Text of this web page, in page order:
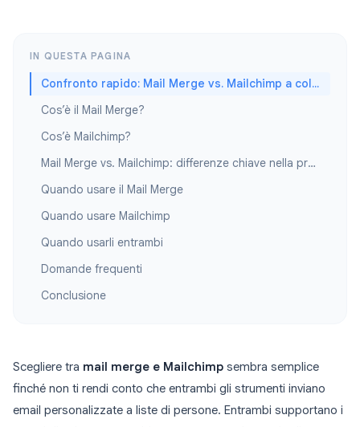
IN QUESTA PAGINA
Confronto rapido: Mail Merge vs. Mailchimp a colpo d’occhio
Cos’è il Mail Merge?
Cos’è Mailchimp?
Mail Merge vs. Mailchimp: differenze chiave nella pratica
Quando usare il Mail Merge
Quando usare Mailchimp
Quando usarli entrambi
Domande frequenti
Conclusione
Scegliere tra mail merge e Mailchimp sembra semplice
finché non ti rendi conto che entrambi gli strumenti inviano
email personalizzate a liste di persone. Entrambi supportano i